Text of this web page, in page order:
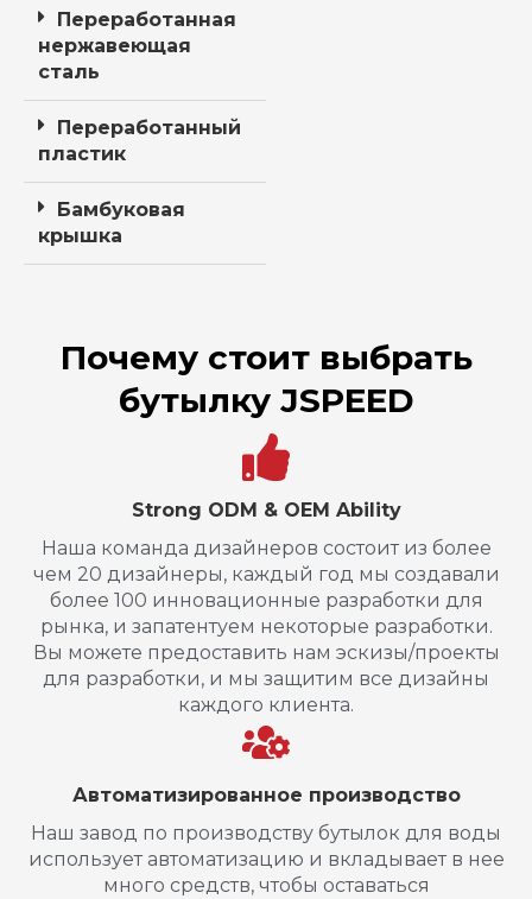
Переработанная
нержавеющая
сталь
Переработанный
пластик
Бамбуковая
крышка
Почему стоит выбрать
бутылку JSPEED
Strong ODM & OEM Ability
Наша команда дизайнеров состоит из более
чем 20 дизайнеры, каждый год мы создавали
более 100 инновационные разработки для
рынка, и запатентуем некоторые разработки.
Вы можете предоставить нам эскизы/проекты
для разработки, и мы защитим все дизайны
каждого клиента.
Автоматизированное производство
Наш завод по производству бутылок для воды
использует автоматизацию и вкладывает в нее
много средств, чтобы оставаться